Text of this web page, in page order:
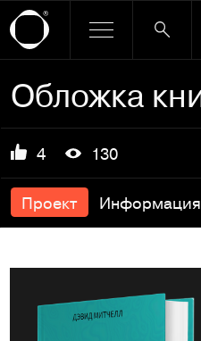
4 130
Проект Информация